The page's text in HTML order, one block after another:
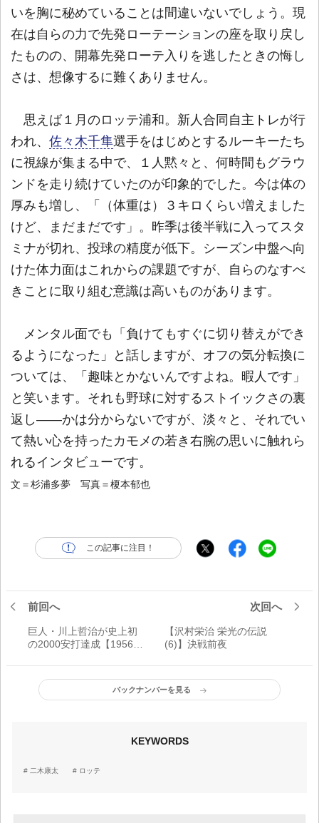
いを胸に秘めていることは間違いないでしょう。現
在は自らの力で先発ローテーションの座を取り戻し
たものの、開幕先発ローテ入りを逃したときの悔し
さは、想像するに難くありません。
思えば１月のロッテ浦和。新人合同自主トレが行
われ、 佐々木千隼選手をはじめとするルーキーたち
に視線が集まる中で、１人黙々と、何時間もグラウ
ンドを走り続けていたのが印象的でした。今は体の
厚みも増し、「（体重は）３キロくらい増えました
けど、まだまだです」。昨季は後半戦に入ってスタ
ミナが切れ、投球の精度が低下。シーズン中盤へ向
けた体力面はこれからの課題ですが、自らのなすべ
きことに取り組む意識は高いものがあります。
メンタル面でも「負けてもすぐに切り替えができ
るようになった」と話しますが、オフの気分転換に
ついては、「趣味とかないんですよね。暇人です」
と笑います。それも野球に対するストイックさの裏
返し――かは分からないですが、淡々と、それでい
て熱い心を持ったカモメの若き右腕の思いに触れら
れるインタビューです。
文＝杉浦多夢 写真＝榎本郁也
この記事に注目！
前回へ
巨人・川上哲治が史上初
の2000安打達成【1956年
次回へ
【沢村栄治 栄光の伝説
(6)】決戦前夜
バックナンバーを見る
KEYWORDS
二木康太 ロッテ